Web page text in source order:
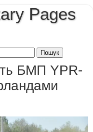
Pages
БМП YPR-